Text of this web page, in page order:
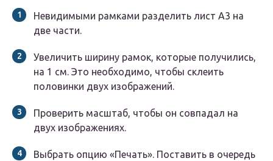
Невидимыми рамками разделить лист А3 на
две части.
Увеличить ширину рамок, которые получились,
на 1 см. Это необходимо, чтобы склеить
половинки двух изображений.
Проверить масштаб, чтобы он совпадал на
двух изображениях.
Выбрать опцию «Печать». Поставить в очередь